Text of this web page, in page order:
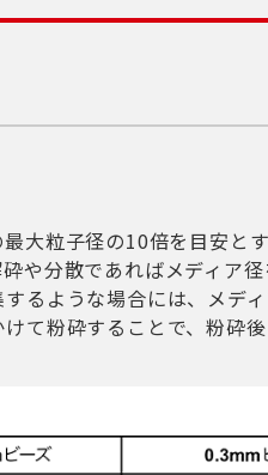
大粒子径の10倍を目安と
や分散であればメディア
るような場合には、メデ
て粉砕することで、粉砕